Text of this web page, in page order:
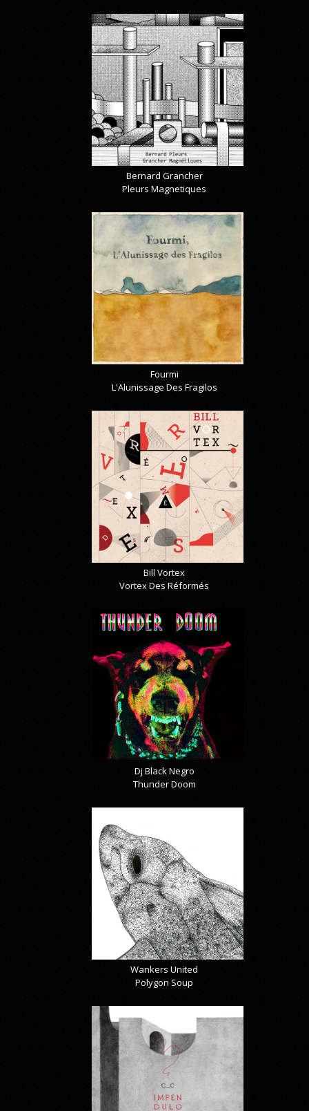
Bernard Grancher
Pleurs Magnetiques
Fourmi
L'Alunissage Des Fragilos
Bill Vortex
Vortex Des Réformés
Dj Black Negro
Thunder Doom
Wankers United
Polygon Soup